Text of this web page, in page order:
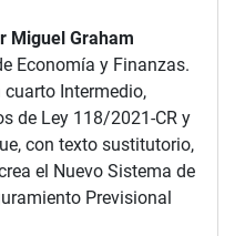
Miguel Graham
Economía y Finanzas.
cuarto Intermedio,
de Ley 118/2021-CR y
con texto sustitutorio,
el Nuevo Sistema de
Previsional